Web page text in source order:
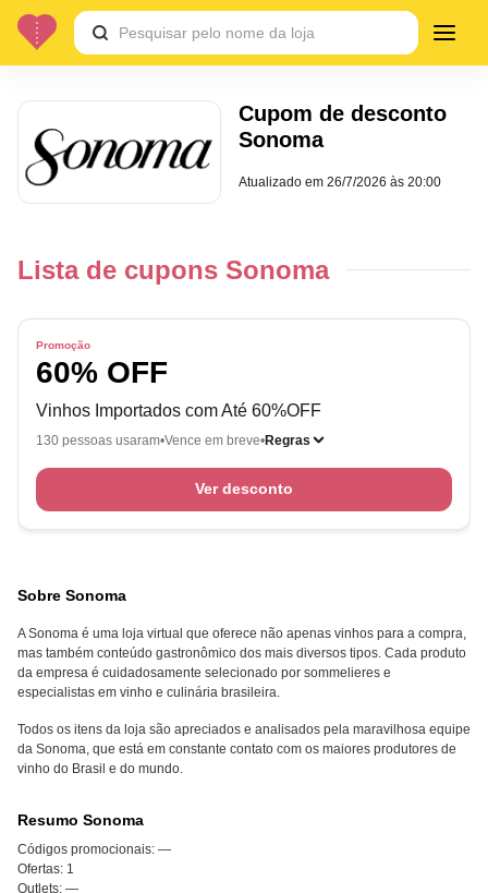
Cupom de desconto
Sonoma
Atualizado em26/7/2026 às 20:00
Lista de cupons Sonoma
Promoção
60% OFF
Vinhos Importados com Até 60%OFF
130 pessoas usaram Vence em breve Regras
Ver desconto
Sobre Sonoma
A Sonoma é uma loja virtual que oferece não apenas vinhos para a compra,
mas também conteúdo gastronômico dos mais diversos tipos. Cada produto
da empresa é cuidadosamente selecionado por sommelieres e
especialistas em vinho e culinária brasileira.
Todos os itens da loja são apreciados e analisados pela maravilhosa equipe
da Sonoma, que está em constante contato com os maiores produtores de
vinho do Brasil e do mundo.
Resumo Sonoma
Códigos promocionais: —
Ofertas: 1
Outlets: —